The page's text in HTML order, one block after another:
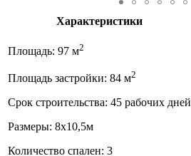
Характеристики
Площадь: 97 м2
Площадь застройки: 84 м2
Срок строительства: 45 рабочих дней
Размеры: 8x10,5м
Количество спален: 3